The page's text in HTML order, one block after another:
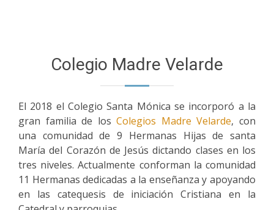
Colegio Madre Velarde
El 2018 el Colegio Santa Mónica se incorporó a la
gran familia de losColegios Madre Velarde, con
una comunidad de 9 Hermanas Hijas de santa
María del Corazón de Jesús dictando clases en los
tres niveles. Actualmente conforman la comunidad
11 Hermanas dedicadas a la enseñanza y apoyando
en las catequesis de iniciación Cristiana en la